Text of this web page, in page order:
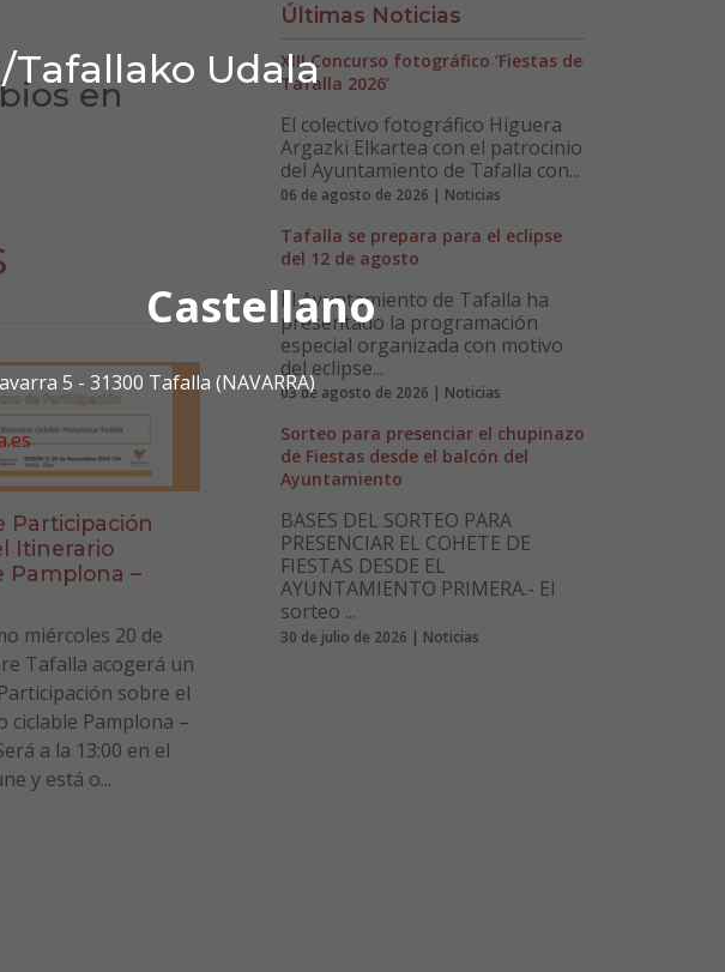
Udala
Castellano
5 - 31300 Tafalla (NAVARRA)
en
Participación
Itinerario
Pamplona –
miércoles 20 de
Tafalla acogerá un
sobre el
ciclable Pamplona –
a la 13:00 en el
y está o...
Últimas Noticias
XIII Concurso fotográfico ‘Fiestas de
Tafalla 2026’
El colectivo fotográfico Higuera
Argazki Elkartea con el patrocinio
del Ayuntamiento de Tafalla con...
06 de agosto de 2026 | Noticias
Tafalla se prepara para el eclipse
del 12 de agosto
El Ayuntamiento de Tafalla ha
presentado la programación
especial organizada con motivo
del eclipse...
03 de agosto de 2026 | Noticias
Sorteo para presenciar el chupinazo
de Fiestas desde el balcón del
Ayuntamiento
BASES DEL SORTEO PARA
PRESENCIAR EL COHETE DE
FIESTAS DESDE EL
AYUNTAMIENTO PRIMERA.- El
sorteo ...
30 de julio de 2026 | Noticias